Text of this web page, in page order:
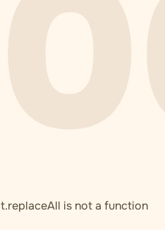
t.replaceAll is not a function